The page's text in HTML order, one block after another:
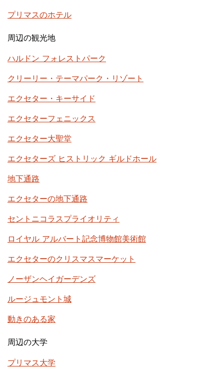
プリマスのホテル
周辺の観光地
ハルドン フォレストパーク
クリーリー・テーマパーク・リゾート
エクセター・キーサイド
エクセターフェニックス
エクセター大聖堂
エクセターズ ヒストリック ギルドホール
地下通路
エクセターの地下通路
セントニコラスプライオリティ
ロイヤル アルバート記念博物館美術館
エクセターのクリスマスマーケット
ノーザンヘイガーデンズ
ルージュモント城
動きのある家
周辺の大学
プリマス大学